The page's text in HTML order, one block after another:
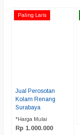
Paling Laris
Jual Perosotan
Kolam Renang
Surabaya
*Harga Mulai
Rp 1.000.000